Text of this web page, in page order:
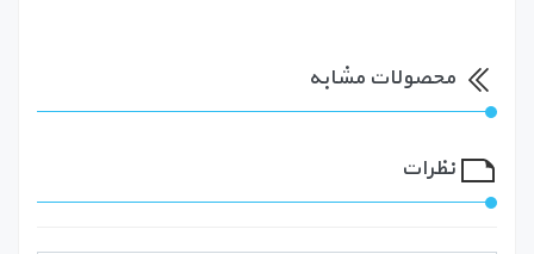
محصولات مشابه
نظرات